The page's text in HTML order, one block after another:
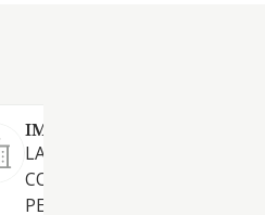
IMMOBLES LECHA SOLER
LA PROMOCION,
CONSTRUCCION,
PERMUTA Y